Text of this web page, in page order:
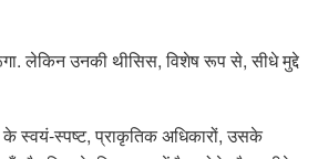
लेकिन उनकी थीसिस, विशेष रूप से, सीधे मुद्दे
के स्वयं-स्पष्ट, प्राकृतिक अधिकारों, उसके